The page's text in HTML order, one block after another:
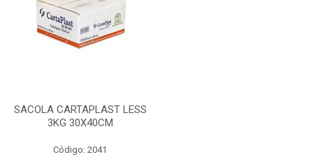
SACOLA CARTAPLAST LESS
3KG 30X40CM
Código: 2041